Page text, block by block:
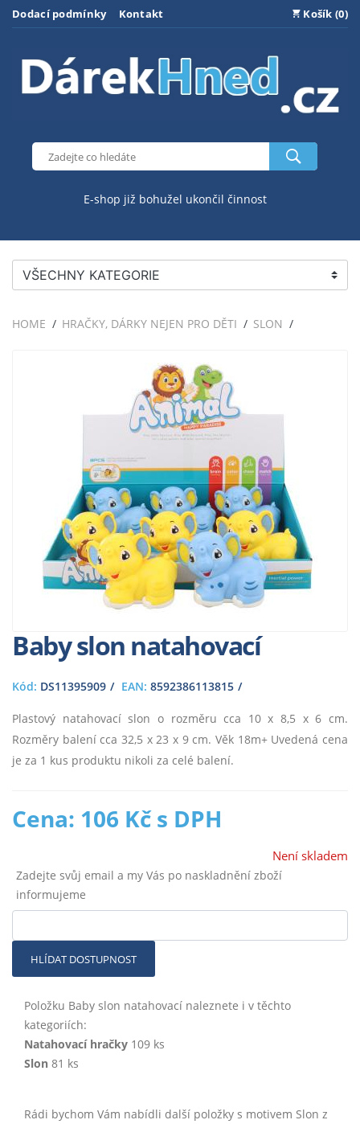
Dodací podmínky Kontakt Košík (0)
E-shop již bohužel ukončil činnost
VŠECHNY KATEGORIE
HOME HRAČKY, DÁRKY NEJEN PRO DĚTI SLON
Baby slon natahovací
Kód: DS11395909 EAN: 8592386113815
Plastový natahovací slon o rozměru cca 10 x 8,5 x 6 cm.
Rozměry balení cca 32,5 x 23 x 9 cm. Věk 18m+ Uvedená cena
je za 1 kus produktu nikoli za celé balení.
Cena: 106 Kč s DPH
Není skladem
Zadejte svůj email a my Vás po naskladnění zboží
informujeme
HLÍDAT DOSTUPNOST
Položku Baby slon natahovací naleznete i v těchto
kategoriích:
Natahovací hračky 109 ks
Slon 81 ks
Rádi bychom Vám nabídli další položky s motivem Slon z